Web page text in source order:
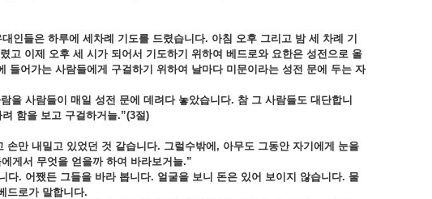
인들은 하루에 세차례 기도를 드렸습니다. 아침 오후 그리고 밤 세 차례 기
이제 오후 세 시가 되어서 기도하기 위하여 베드로와 요한은 성전으로 올
어가는 사람들에게 구걸하기 위하여 날마다 미문이라는 성전 문에 두는 자
을 사람들이 매일 성전 문에 데려다 놓았습니다. 참 그 사람들도 대단합니
함을 보고 구걸하거늘.”(3절)
만 내밀고 있었던 것 같습니다. 그럴수밖에, 아무도 그동안 자기에게 눈을
게서 무엇을 얻을까 하여 바라보거늘.”
. 어쨌든 그들을 바라 봅니다. 얼굴을 보니 돈은 있어 보이지 않습니다. 물
드로가 말합니다.